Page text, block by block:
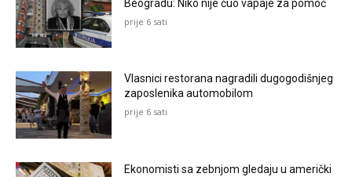
Beogradu: Niko nije čuo vapaje za pomoć
prije 6 sati
Vlasnici restorana nagradili dugogodišnjeg
zaposlenika automobilom
prije 6 sati
Ekonomisti sa zebnjom gledaju u američki